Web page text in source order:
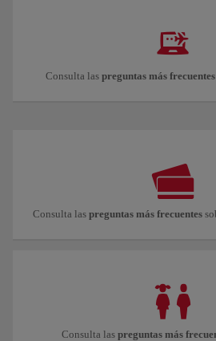
Consulta las preguntas más frecuentes
Consulta las preguntas más frecuentes
Consulta las preguntas más